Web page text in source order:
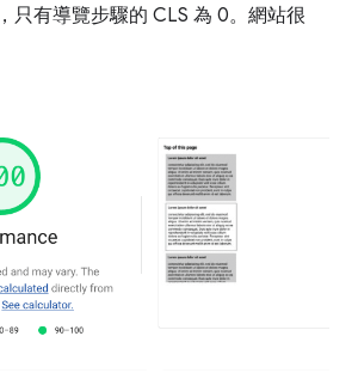
只有導覽步驟的 CLS 為 0。網站很